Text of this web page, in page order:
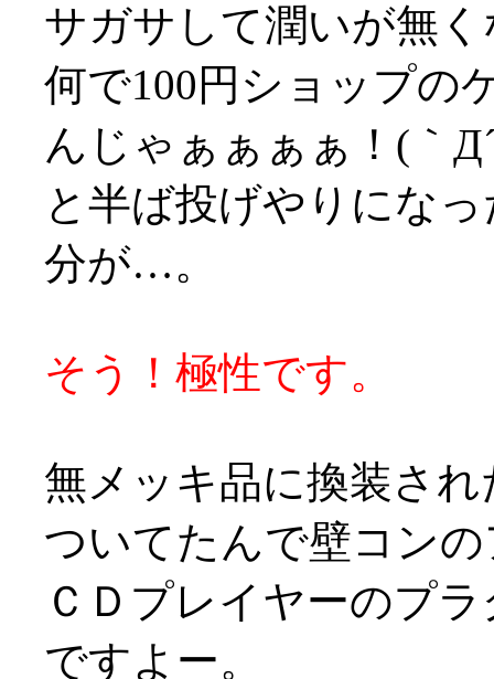
サガサして潤いが無
何で100円ショップの
んじゃぁぁぁぁ！(｀
と半ば投げやりにな
分が…。
そう！極性です。
無メッキ品に換装さ
ついてたんで壁コン
ＣＤプレイヤーのプ
ですよー。